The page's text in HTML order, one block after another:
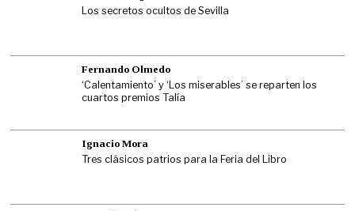
Los secretos ocultos de Sevilla
Fernando Olmedo
‘Calentamiento’ y ‘Los miserables’ se reparten los
cuartos premios Talía
Ignacio Mora
Tres clásicos patrios para la Feria del Libro